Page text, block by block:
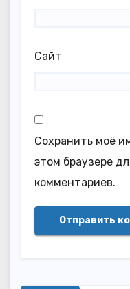
Сайт
Сохранить моё
этом браузере
комментариев.